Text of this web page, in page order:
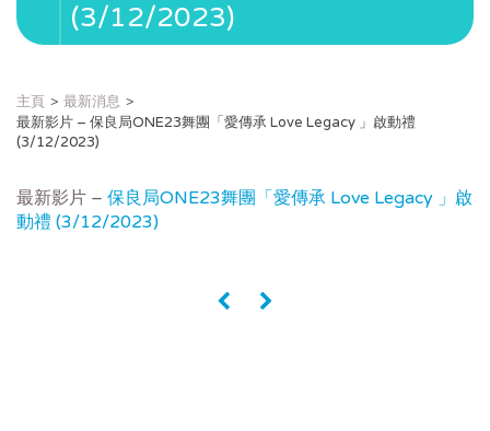
i
(3/12/2023)
主頁
最新消息
最新影片 – 保良局ONE23舞團「愛傳承 Love Legacy 」啟動禮
(3/12/2023)
最新影片 – 保良局ONE23舞團「愛傳承 Love Legacy 」啟
動禮 (3/12/2023)
« »